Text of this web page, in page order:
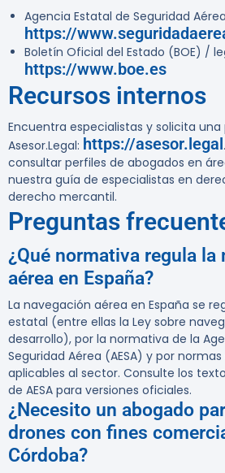
Agencia Estatal de Seguridad
https://
Boletín Oficial del Estado (BOE) /
https://www.boe.es
Recursos internos
Encuentra especialistas y solicita
Asesor.Legal: https://asesor.legal
consultar perfiles de abogados en
nuestra guía de especialistas en
derecho mercantil.
Preguntas
¿Qué normativa regula la
aérea en España?
La navegación aérea en España se
estatal (entre ellas la Ley sobre
desarrollo), por la normativa de la
Seguridad Aérea (AESA) y por
aplicables al sector. Consulte los
de AESA para versiones oficiales.
¿Necesito un abogado
drones con fines
Córdoba?